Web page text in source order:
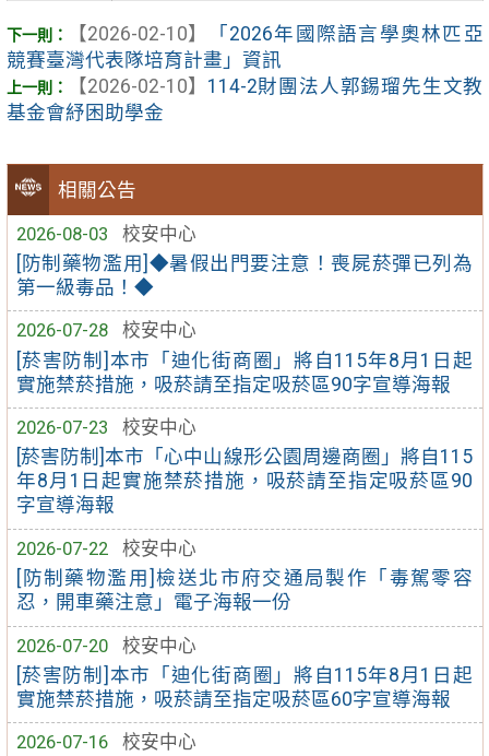
相關公告
2026-08-03
校安中心
[防制藥物濫用]◆暑假出門要注意！喪屍菸彈已列為
第一級毒品！◆
2026-07-28
校安中心
[菸害防制]本市「迪化街商圈」將自115年8月1日起
實施禁菸措施，吸菸請至指定吸菸區90字宣導海報
2026-07-23
校安中心
[菸害防制]本市「心中山線形公園周邊商圈」將自115
年8月1日起實施禁菸措施，吸菸請至指定吸菸區90
字宣導海報
2026-07-22
校安中心
[防制藥物濫用]檢送北市府交通局製作「毒駕零容
忍，開車藥注意」電子海報一份
2026-07-20
校安中心
[菸害防制]本市「迪化街商圈」將自115年8月1日起
實施禁菸措施，吸菸請至指定吸菸區60字宣導海報
2026-07-16
校安中心
【2026-02-10】
「2026年國際語言學奧林匹亞
競賽臺灣代表隊培育計畫」資訊
【2026-02-10】 114-2財團法人郭錫瑠先生文教
基金會紓困助學金